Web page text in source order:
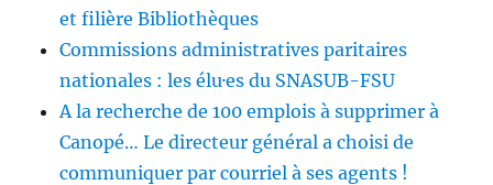
et filière Bibliothèques
Commissions administratives paritaires
nationales : les élu·es du SNASUB-FSU
A la recherche de 100 emplois à supprimer à
Canopé… Le directeur général a choisi de
communiquer par courriel à ses agents !